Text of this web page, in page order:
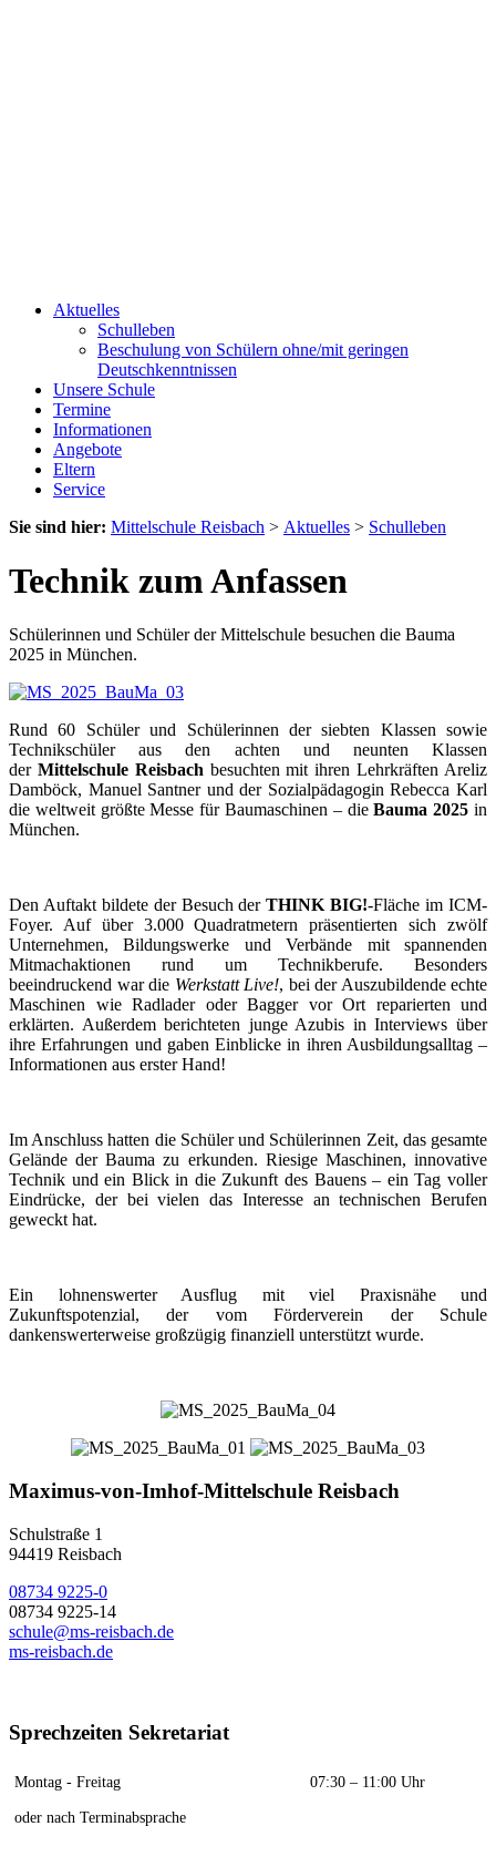
Aktuelles
Schulleben
Beschulung von Schülern ohne/mit geringen
Deutschkenntnissen
Unsere Schule
Termine
Informationen
Angebote
Eltern
Service
Sie sind hier: Mittelschule Reisbach > Aktuelles > Schulleben
Technik zum Anfassen
Schülerinnen und Schüler der Mittelschule besuchen die Bauma
2025 in München.
Rund 60 Schüler und Schülerinnen der siebten Klassen sowie
Technikschüler aus den achten und neunten Klassen
der Mittelschule Reisbachbesuchten mit ihren Lehrkräften Areliz
Damböck, Manuel Santner und der Sozialpädagogin Rebecca Karl
die weltweit größte Messe für Baumaschinen – dieBauma 2025 in
München.
Den Auftakt bildete der Besuch derTHINK BIG!-Fläche im ICM-
Foyer. Auf über 3.000 Quadratmetern präsentierten sich zwölf
Unternehmen, Bildungswerke und Verbände mit spannenden
Mitmachaktionen rund um Technikberufe. Besonders
beeindruckend war die Werkstatt Live!, bei der Auszubildende echte
Maschinen wie Radlader oder Bagger vor Ort reparierten und
erklärten. Außerdem berichteten junge Azubis in Interviews über
ihre Erfahrungen und gaben Einblicke in ihren Ausbildungsalltag –
Informationen aus erster Hand!
Im Anschluss hatten die Schüler und Schülerinnen Zeit, das gesamte
Gelände der Bauma zu erkunden. Riesige Maschinen, innovative
Technik und ein Blick in die Zukunft des Bauens – ein Tag voller
Eindrücke, der bei vielen das Interesse an technischen Berufen
geweckt hat.
Ein lohnenswerter Ausflug mit viel Praxisnähe und
Zukunftspotenzial, der vom Förderverein der Schule
dankenswerterweise großzügig finanziell unterstützt wurde.
Maximus-von-Imhof-Mittelschule Reisbach
Schulstraße 1
94419 Reisbach
08734 9225-0
08734 9225-14
schule@ms-reisbach.de
ms-reisbach.de
Sprechzeiten Sekretariat
Montag - Freitag
07:30 – 11:00 Uhr
oder nach Terminabsprache